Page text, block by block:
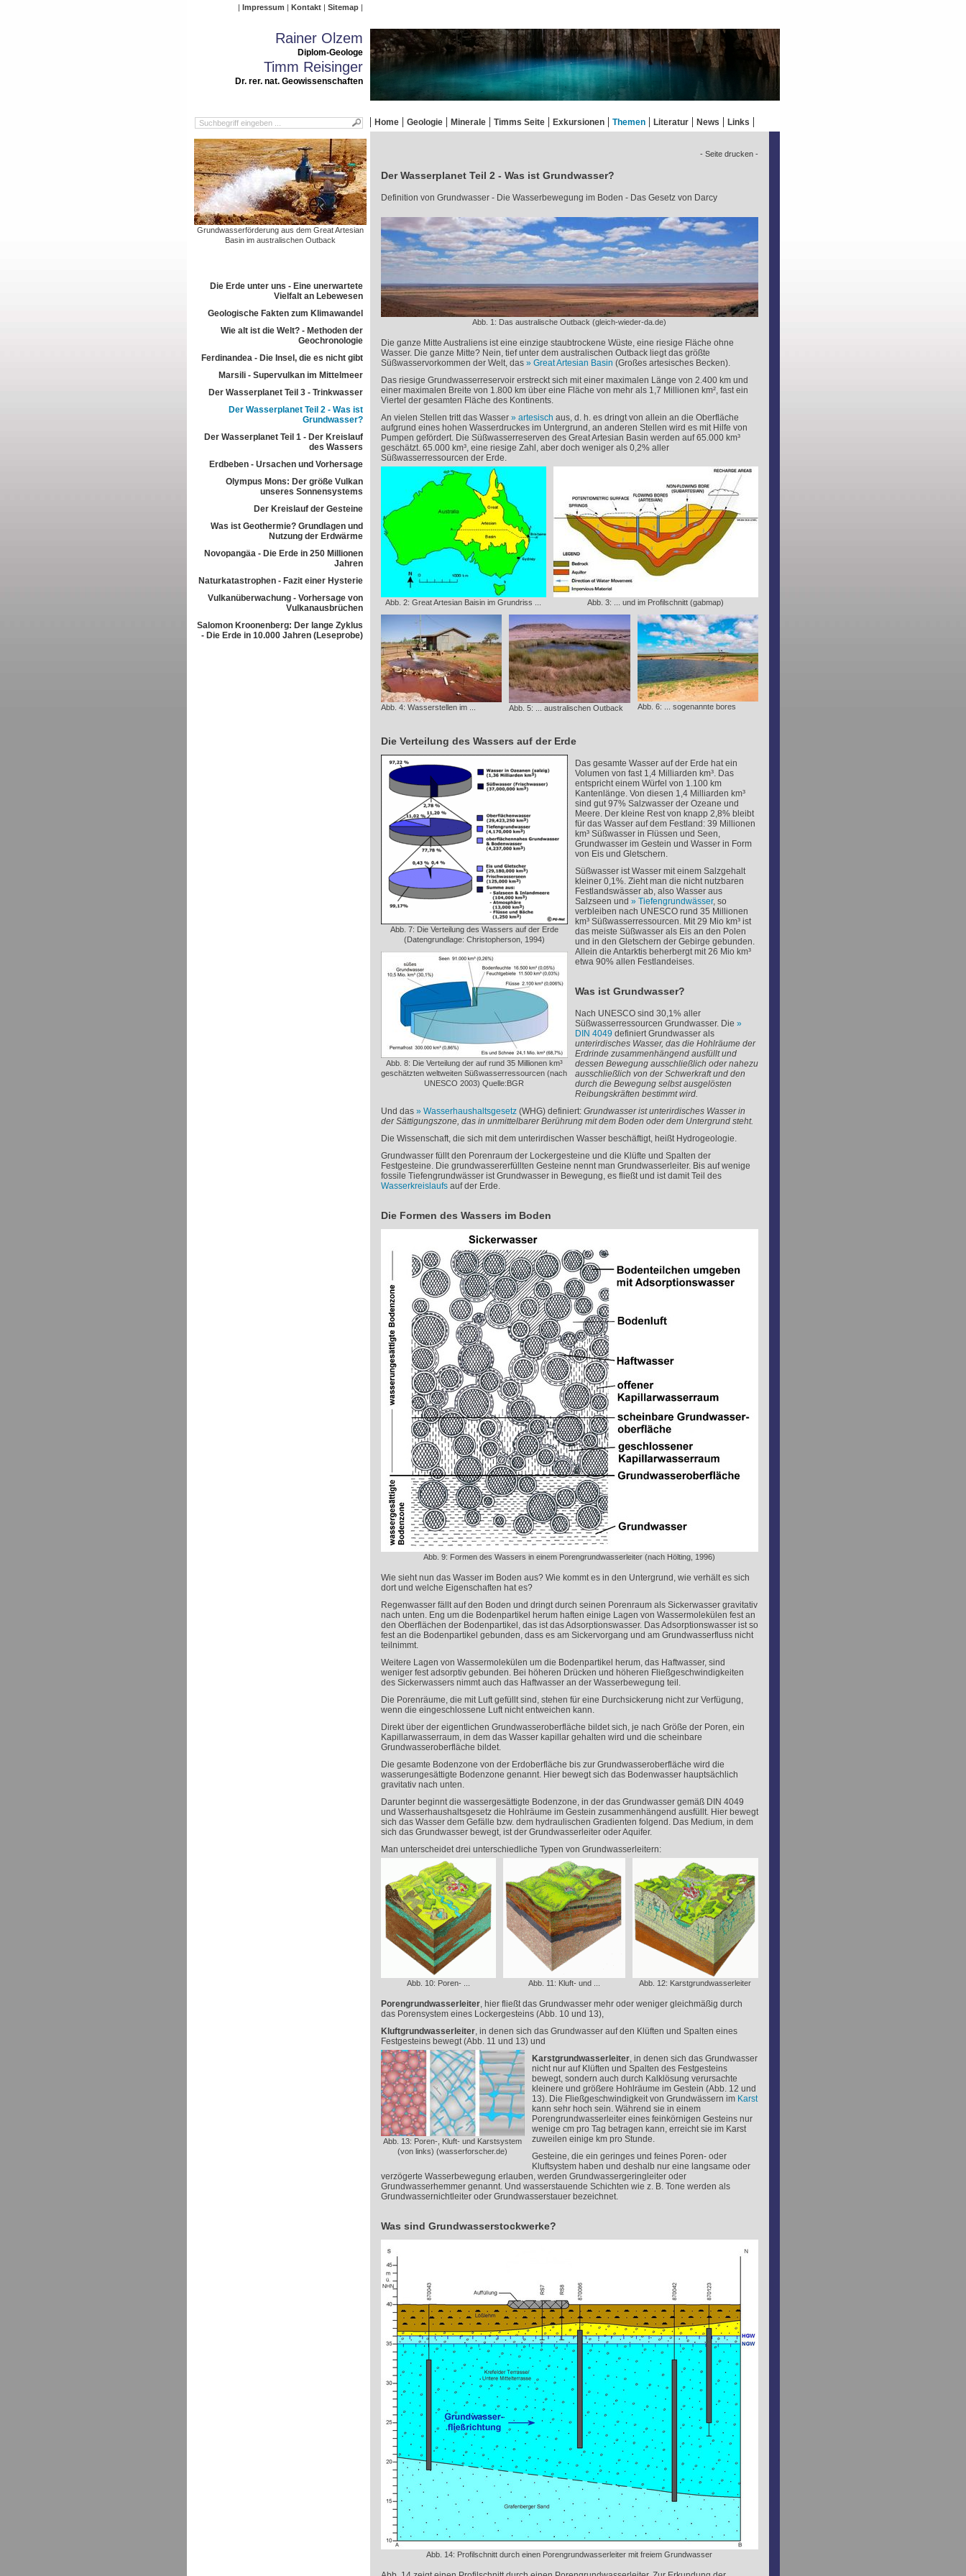
Impressum Kontakt Sitemap
Rainer Olzem
Diplom-Geologe
Timm Reisinger
Dr. rer. nat. Geowissenschaften
Home Geologie Minerale Timms Seite Exkursionen Themen Literatur News Links
Grundwasserförderung aus dem Great Artesian
Basin im australischen Outback
Die Erde unter uns - Eine unerwartete
Vielfalt an Lebewesen
Geologische Fakten zum Klimawandel
Wie alt ist die Welt? - Methoden der
Geochronologie
Ferdinandea - Die Insel, die es nicht gibt
Marsili - Supervulkan im Mittelmeer
Der Wasserplanet Teil 3 - Trinkwasser
Der Wasserplanet Teil 2 - Was ist
Grundwasser?
Der Wasserplanet Teil 1 - Der Kreislauf
des Wassers
Erdbeben - Ursachen und Vorhersage
Olympus Mons: Der größe Vulkan
unseres Sonnensystems
Der Kreislauf der Gesteine
Was ist Geothermie? Grundlagen und
Nutzung der Erdwärme
Novopangäa - Die Erde in 250 Millionen
Jahren
Naturkatastrophen - Fazit einer Hysterie
Vulkanüberwachung - Vorhersage von
Vulkanausbrüchen
Salomon Kroonenberg: Der lange Zyklus
- Die Erde in 10.000 Jahren (Leseprobe)
- Seite drucken -
Der Wasserplanet Teil 2 - Was ist Grundwasser?
Definition von Grundwasser - Die Wasserbewegung im Boden - Das Gesetz von Darcy
Abb. 1: Das australische Outback (gleich-wieder-da.de)
Die ganze Mitte Australiens ist eine einzige staubtrockene Wüste, eine riesige Fläche ohne
Wasser. Die ganze Mitte? Nein, tief unter dem australischen Outback liegt das größte
Süßwasservorkommen der Welt, das
Great Artesian Basin (Großes artesisches Becken).
Das riesige Grundwasserreservoir erstreckt sich mit einer maximalen Länge von 2.400 km und
einer maximalen Breite von 1.800 km über eine Fläche von mehr als 1,7 Millionen km², fast ein
Viertel der gesamten Fläche des Kontinents.
An vielen Stellen tritt das Wasser
artesisch aus, d. h. es dringt von allein an die Oberfläche
aufgrund eines hohen Wasserdruckes im Untergrund, an anderen Stellen wird es mit Hilfe von
Pumpen gefördert. Die Süßwasserreserven des Great Artesian Basin werden auf 65.000 km³
geschätzt. 65.000 km³, eine riesige Zahl, aber doch weniger als 0,2% aller
Süßwasserressourcen der Erde.
Abb. 2: Great Artesian Baisin im Grundriss ... Abb. 3: ... und im Profilschnitt (gabmap)
Abb. 4: Wasserstellen im ... Abb. 5: ... australischen Outback Abb. 6: ... sogenannte bores
Die Verteilung des Wassers auf der Erde
Abb. 7: Die Verteilung des Wassers auf der Erde
(Datengrundlage: Christopherson, 1994)
Das gesamte Wasser auf der Erde hat ein
Volumen von fast 1,4 Milliarden km³. Das
entspricht einem Würfel von 1.100 km
Kantenlänge. Von diesen 1,4 Milliarden km³
sind gut 97% Salzwasser der Ozeane und
Meere. Der kleine Rest von knapp 2,8% bleibt
für das Wasser auf dem Festland: 39 Millionen
km³ Süßwasser in Flüssen und Seen,
Grundwasser im Gestein und Wasser in Form
von Eis und Gletschern.
Abb. 8: Die Verteilung der auf rund 35 Millionen km³
geschätzten weltweiten Süßwasserressourcen (nach
UNESCO 2003) Quelle:BGR
Süßwasser ist Wasser mit einem Salzgehalt
kleiner 0,1%. Zieht man die nicht nutzbaren
Festlandswässer ab, also Wasser aus
Salzseen und
Tiefengrundwässer, so
verbleiben nach UNESCO rund 35 Millionen
km³ Süßwasserressourcen. Mit 29 Mio km³ ist
das meiste Süßwasser als Eis an den Polen
und in den Gletschern der Gebirge gebunden.
Allein die Antarktis beherbergt mit 26 Mio km³
etwa 90% allen Festlandeises.
Was ist Grundwasser?
Nach UNESCO sind 30,1% aller
Süßwasserressourcen Grundwasser. Die
DIN 4049 definiert Grundwasser als
unterirdisches Wasser, das die Hohlräume der
Erdrinde zusammenhängend ausfüllt und
dessen Bewegung ausschließlich oder nahezu
ausschließlich von der Schwerkraft und den
durch die Bewegung selbst ausgelösten
Reibungskräften bestimmt wird.
Und das
Wasserhaushaltsgesetz(WHG) definiert: Grundwasser ist unterirdisches Wasser in
der Sättigungszone, das in unmittelbarer Berührung mit dem Boden oder dem Untergrund steht.
Die Wissenschaft, die sich mit dem unterirdischen Wasser beschäftigt, heißt Hydrogeologie.
Grundwasser füllt den Porenraum der Lockergesteine und die Klüfte und Spalten der
Festgesteine. Die grundwassererfüllten Gesteine nennt man Grundwasserleiter. Bis auf wenige
fossile Tiefengrundwässer ist Grundwasser in Bewegung, es fließt und ist damit Teil des
Wasserkreislaufsauf der Erde.
Die Formen des Wassers im Boden
Abb. 9: Formen des Wassers in einem Porengrundwasserleiter (nach Hölting, 1996)
Wie sieht nun das Wasser im Boden aus? Wie kommt es in den Untergrund, wie verhält es sich
dort und welche Eigenschaften hat es?
Regenwasser fällt auf den Boden und dringt durch seinen Porenraum als Sickerwasser gravitativ
nach unten. Eng um die Bodenpartikel herum haften einige Lagen von Wassermolekülen fest an
den Oberflächen der Bodenpartikel, das ist das Adsorptionswasser. Das Adsorptionswasser ist so
fest an die Bodenpartikel gebunden, dass es am Sickervorgang und am Grundwasserfluss nicht
teilnimmt.
Weitere Lagen von Wassermolekülen um die Bodenpartikel herum, das Haftwasser, sind
weniger fest adsorptiv gebunden. Bei höheren Drücken und höheren Fließgeschwindigkeiten
des Sickerwassers nimmt auch das Haftwasser an der Wasserbewegung teil.
Die Porenräume, die mit Luft gefüllt sind, stehen für eine Durchsickerung nicht zur Verfügung,
wenn die eingeschlossene Luft nicht entweichen kann.
Direkt über der eigentlichen Grundwasseroberfläche bildet sich, je nach Größe der Poren, ein
Kapillarwasserraum, in dem das Wasser kapillar gehalten wird und die scheinbare
Grundwasseroberfläche bildet.
Die gesamte Bodenzone von der Erdoberfläche bis zur Grundwasseroberfläche wird die
wasserungesättigte Bodenzone genannt. Hier bewegt sich das Bodenwasser hauptsächlich
gravitativ nach unten.
Darunter beginnt die wassergesättigte Bodenzone, in der das Grundwasser gemäß DIN 4049
und Wasserhaushaltsgesetz die Hohlräume im Gestein zusammenhängend ausfüllt. Hier bewegt
sich das Wasser dem Gefälle bzw. dem hydraulischen Gradienten folgend. Das Medium, in dem
sich das Grundwasser bewegt, ist der Grundwasserleiter oder Aquifer.
Man unterscheidet drei unterschiedliche Typen von Grundwasserleitern:
Abb. 10: Poren- ... Abb. 11: Kluft- und ... Abb. 12: Karstgrundwasserleiter
Porengrundwasserleiter, hier fließt das Grundwasser mehr oder weniger gleichmäßig durch
das Porensystem eines Lockergesteins (Abb. 10 und 13),
Kluftgrundwasserleiter, in denen sich das Grundwasser auf den Klüften und Spalten eines
Festgesteins bewegt (Abb. 11 und 13) und
Abb. 13: Poren-, Kluft- und Karstsystem
(von links) (wasserforscher.de)
Karstgrundwasserleiter, in denen sich das Grundwasser
nicht nur auf Klüften und Spalten des Festgesteins
bewegt, sondern auch durch Kalklösung verursachte
kleinere und größere Hohlräume im Gestein (Abb. 12 und
13). Die Fließgeschwindigkeit von Grundwässern im Karst
kann sehr hoch sein. Während sie in einem
Porengrundwasserleiter eines feinkörnigen Gesteins nur
wenige cm pro Tag betragen kann, erreicht sie im Karst
zuweilen einige km pro Stunde.
Gesteine, die ein geringes und feines Poren- oder
Kluftsystem haben und deshalb nur eine langsame oder
verzögerte Wasserbewegung erlauben, werden Grundwassergeringleiter oder
Grundwasserhemmer genannt. Und wasserstauende Schichten wie z. B. Tone werden als
Grundwassernichtleiter oder Grundwasserstauer bezeichnet.
Was sind Grundwasserstockwerke?
Abb. 14: Profilschnitt durch einen Porengrundwasserleiter mit freiem Grundwasser